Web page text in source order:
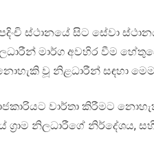
ස්ථානයේ සිට සේවා
මාර්ග අවහිර වීම
වූ නිළධාරීන් සඳහා
වාර්තා කිරීමට
නිලධාරීගේ නිර්දේශය,